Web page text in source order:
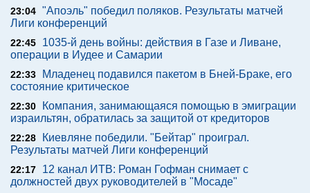
23:04 "Апоэль" победил поляков. Результаты матчей
Лиги конференций
22:45
1035-й день войны: действия в Газе и Ливане,
операции в Иудее и Самарии
22:33
Младенец подавился пакетом в Бней-Браке, его
состояние критическое
22:30
Компания, занимающаяся помощью в эмиграции
израильтян, обратилась за защитой от кредиторов
22:28
Киевляне победили. "Бейтар" проиграл.
Результаты матчей Лиги конференций
22:17
12 канал ИТВ: Роман Гофман снимает с
должностей двух руководителей в "Мосаде"